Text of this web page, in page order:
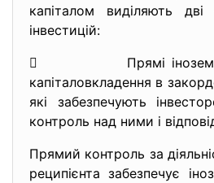
капіталом виділяють
інвестицій:
 Прямі іноземні
капіталовкладення в
які забезпечують
контроль над ними і
Прямий контроль за
реципієнта забезпечує